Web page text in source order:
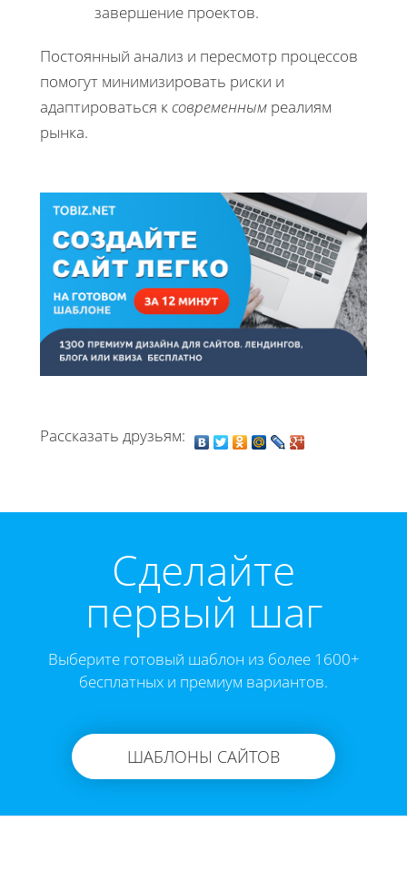
завершение проектов.
Постоянный анализ и пересмотр процессов
помогут минимизировать риски и
адаптироваться ксовременным реалиям
рынка.
Рассказать друзьям:
Cделайте
первый шаг
Выберите готовый шаблон из более 1600+
бесплатных и премиум вариантов.
ШАБЛОНЫ САЙТОВ